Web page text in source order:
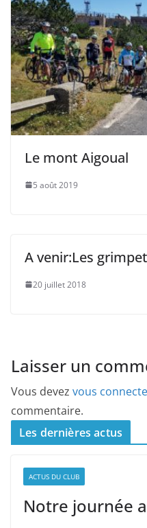
Le mont Aigoual
5 août 2019
A venir:Les
20 juillet 2018
Laisser un
Vous devez vous
commentaire.
Les dernières actus
ACTUS DU CLUB
Notre journée